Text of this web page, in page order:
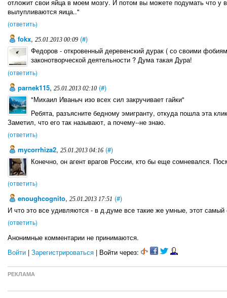
отложит свои яйца в моем мозгу. И потом вы можете подумать что у
вылупливаются яица.."
(ответить)
fokx, 25.01.2013 00:09 (#)
Федоров - откровенный деревенский дурак ( со своими
законотворческой деятельности ? Дума такая Дура!
(ответить)
parnek115, 25.01.2013 02:10 (#)
"Михаил Иваныч изо всех сил закручивает гайки"
Ребята, разъясните бедному эмигранту, откуда пошла эта
Заметил, что его так называют, а почему--не знаю.
(ответить)
mycorrhiza2, 25.01.2013 04:16 (#)
Конечно, он агент врагов России, кто бы еще сомневался.
(ответить)
enoughcognito, 25.01.2013 17:51 (#)
И что это все удивляются - в д.думе все такие же умные, этот
(ответить)
Анонимные комментарии не принимаются.
Войти | Зарегистрироваться | Войти через:
РЕКЛАМА